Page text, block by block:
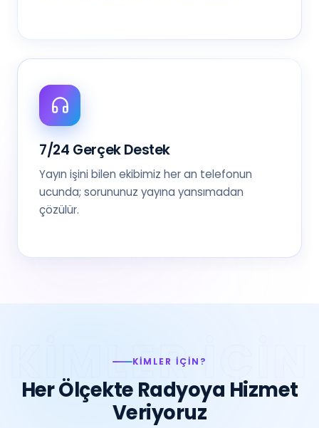
7/24 Gerçek Destek
Yayın işini bilen ekibimiz her an telefonun
ucunda; sorununuz yayına yansımadan
çözülür.
KIMLER İÇIN?
Her Ölçekte Radyoya Hizmet
Veriyoruz